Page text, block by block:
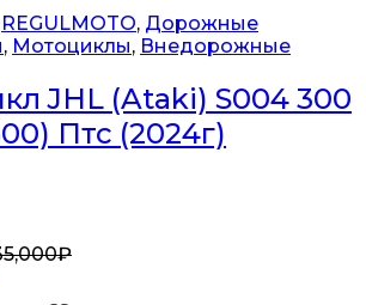
REGULMOTO, Дорожные
, Мотоциклы, Внедорожные
JHL (Ataki) S004 300
Птс (2024г)
₽